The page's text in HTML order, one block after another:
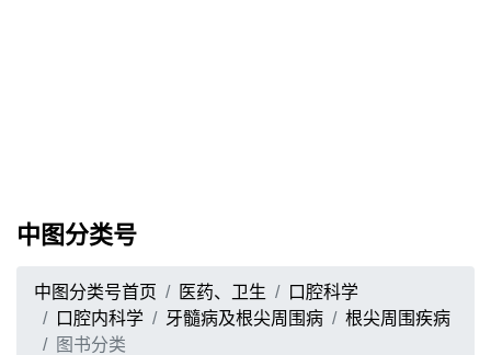
中图分类号
中图分类号首页 医药、卫生
口腔科学
口腔内科学
牙髓病及根尖周围病
根尖周围疾病
图书分类